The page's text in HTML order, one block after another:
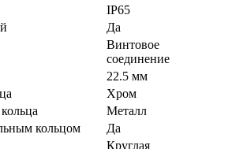
IP65
Да
Винтовое
соединение
22.5 мм
Хром
Металл
кольцом
Да
Круглая